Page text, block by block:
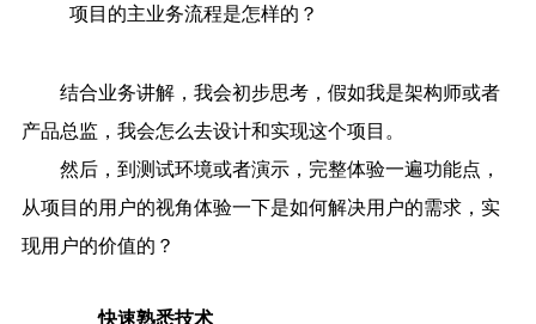
项目的主业务流程是怎样的？
结合业务讲解，我会初步思考，假如我是架构师或者
产品总监，我会怎么去设计和实现这个项目。
然后，到测试环境或者演示，完整体验一遍功能点，
从项目的用户的视角体验一下是如何解决用户的需求，实
现用户的价值的？
快速熟悉技术